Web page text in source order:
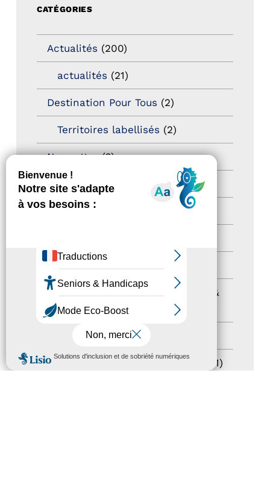
MENU
CATÉGORIES
Actualités (200)
actualités (21)
Destination Pour Tous (2)
Territoires labellisés (2)
Newsetter(6)
Newsletter pro
Nos Actions
Formation
Journées nationales Tourisme &
Handicap(5)
Salons(11)
Sommet mondial du tourisme (1)